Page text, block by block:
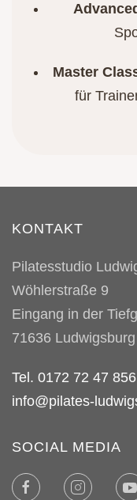
Master
für
KONTAKT
Pilatesstudio
Wöhlerstraße 9
Eingang in der
71636 Ludwigsburg
Tel. 0172 72 47 856
info@pilates-
SOCIAL MEDIA